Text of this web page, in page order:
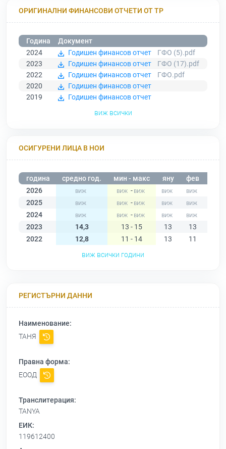
ОРИГИНАЛНИ ФИНАНСОВИ ОТЧЕТИ ОТ ТР
Година
Документ
2024
Годишен финансов отчет
ГФО (5).pdf
2023
Годишен финансов отчет
ГФО (17).pdf
2022
Годишен финансов отчет
ГФО.pdf
2020
Годишен финансов отчет
2019
Годишен финансов отчет
виж всички
ОСИГУРЕНИ ЛИЦА В НОИ
година средно год. мин - макс яну фев
2026
-
2025
-
2024
-
2023
14,3 13 - 15 13 13
2022
12,8 11 - 14 13 11
виж всички години
РЕГИСТЪРНИ ДАННИ
Наименование:
ТАНЯ
Правна форма:
ЕООД
Транслитерация:
TANYA
ЕИК:
119612400